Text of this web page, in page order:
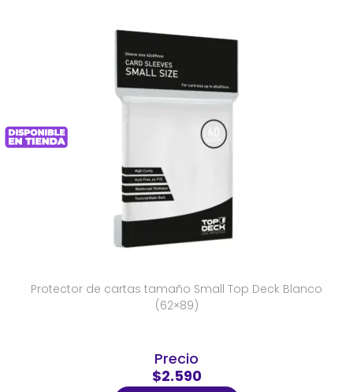
Protector de cartas tamaño Small Top Deck Blanco
(62×89)
Precio
$2.590